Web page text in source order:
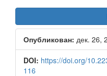
Боковая
панель
статьи
Опубликован: дек. 26,
DOI: https://doi.org/
116